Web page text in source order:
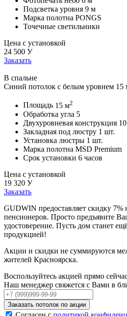
Подсветка уровня 9 м
Марка полотна PONGS
Точечные светильники
Цена с установкой
24 500 У
Заказать
В спальне
Синий потолок с белым уровнем 15
Площадь 15 м2
Обработка угла 5
Двухуровневая конструкция
Закладная под люстру 1 шт.
Установка люстры 1 шт.
Марка полотна MSD Premium
Срок установки 6 часов
Цена с установкой
19 320 У
Заказать
GUDWIN предоставляет скидку
пенсионеров. Просто предъявите
удостоверение. Пусть дом станет
продукцией!
Акции и скидки не суммируются
жителей Красноярска.
Воспользуйтесь акцией прямо
Наш менеджер свяжется с Вами в
Заказать потолок по акции